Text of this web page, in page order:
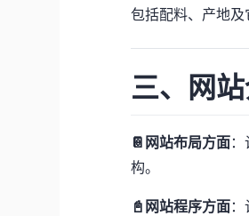
包括配料、产地及
三、网
📔网站布局方面
构。
📓网站程序方面